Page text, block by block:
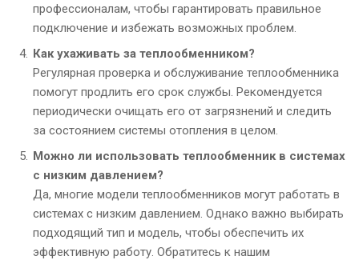
профессионалам, чтобы гарантировать правильное
подключение и избежать возможных проблем.
Как ухаживать за теплообменником?
Регулярная проверка и обслуживание теплообменника
помогут продлить его срок службы. Рекомендуется
периодически очищать его от загрязнений и следить
за состоянием системы отопления в целом.
Можно ли использовать теплообменник в системах
с низким давлением?
Да, многие модели теплообменников могут работать в
системах с низким давлением. Однако важно выбирать
подходящий тип и модель, чтобы обеспечить их
эффективную работу. Обратитесь к нашим